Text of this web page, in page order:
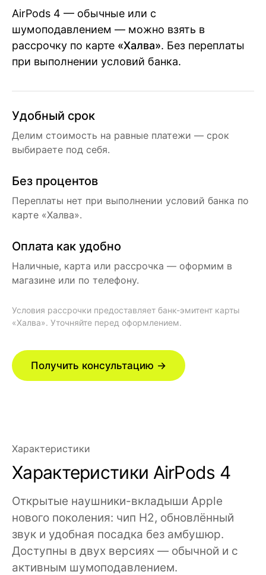
AirPods 4 — обычные или с
шумоподавлением — можно взять в
рассрочку по карте «Халва». Без переплаты
при выполнении условий банка.
Удобный срок
Делим стоимость на равные платежи — срок
выбираете под себя.
Без процентов
Переплаты нет при выполнении условий банка по
карте «Халва».
Оплата как удобно
Наличные, карта или рассрочка — оформим в
магазине или по телефону.
Условия рассрочки предоставляет банк-эмитент карты
«Халва». Уточняйте перед оформлением.
Получить консультацию →
Характеристики
Характеристики AirPods 4
Открытые наушники-вкладыши Apple
нового поколения: чип H2, обновлённый
звук и удобная посадка без амбушюр.
Доступны в двух версиях — обычной и с
активным шумоподавлением.